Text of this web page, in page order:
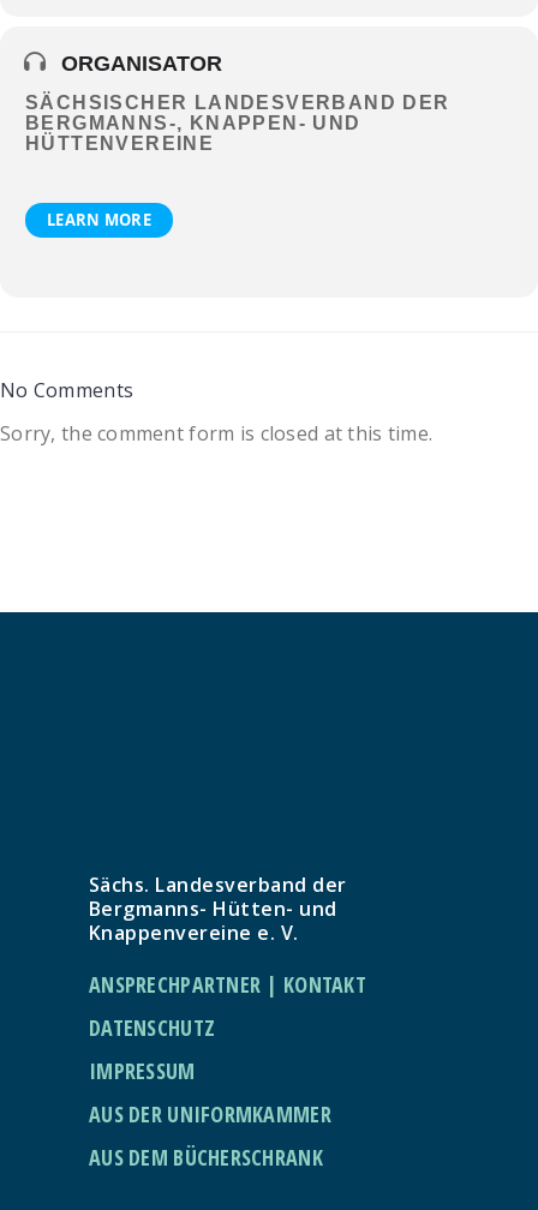
ORGANISATOR
SÄCHSISCHER LANDESVERBAND DER
BERGMANNS-, KNAPPEN- UND
HÜTTENVEREINE
LEARN MORE
No Comments
Sorry, the comment form is closed at this time.
Sächs. Landesverband der
Bergmanns- Hütten- und
Knappenvereine e. V.
ANSPRECHPARTNER | KONTAKT
DATENSCHUTZ
IMPRESSUM
AUS DER UNIFORMKAMMER
AUS DEM BÜCHERSCHRANK